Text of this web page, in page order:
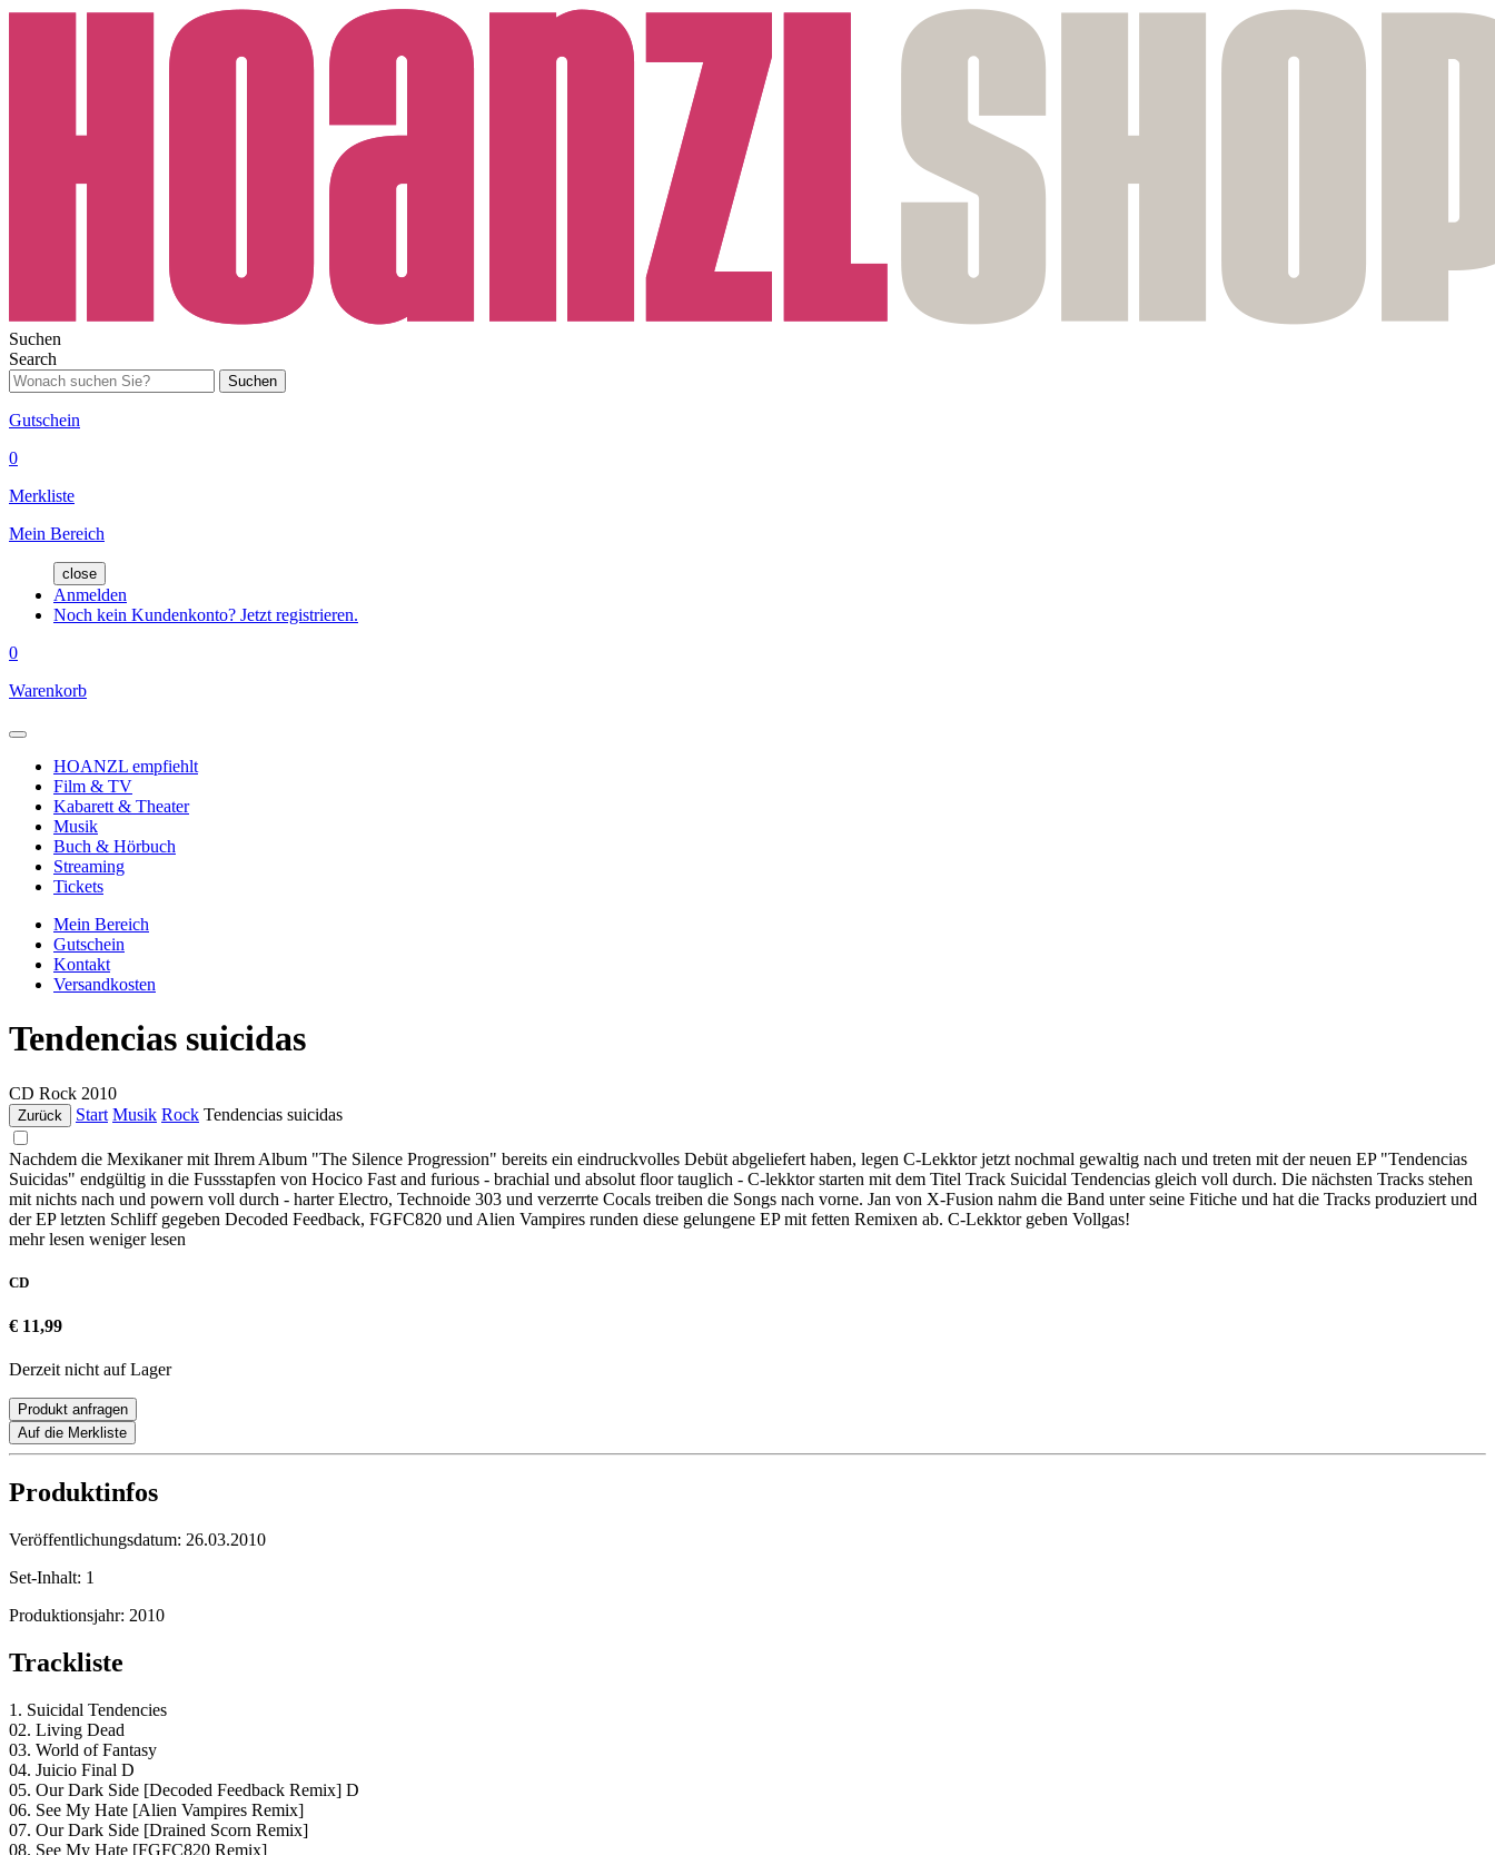
Suchen
Search
Suchen
Gutschein
0
Merkliste
Mein Bereich
close
Anmelden
Noch kein Kundenkonto? Jetzt registrieren.
0
Warenkorb
HOANZL empfiehlt
Film & TV
Kabarett & Theater
Musik
Buch & Hörbuch
Streaming
Tickets
Mein Bereich
Gutschein
Kontakt
Versandkosten
Tendencias suicidas
CD Rock 2010
Zurück Start Musik Rock Tendencias suicidas
Nachdem die Mexikaner mit Ihrem Album "The Silence Progression" bereits ein eindruckvolles Debüt abgeliefert haben, legen C-Lekktor jetzt nochmal gewaltig nach und treten mit der neuen EP "Tendencias
Suicidas" endgültig in die Fussstapfen von Hocico Fast and furious - brachial und absolut floor tauglich - C-lekktor starten mit dem Titel Track Suicidal Tendencias gleich voll durch. Die nächsten Tracks stehen
mit nichts nach und powern voll durch - harter Electro, Technoide 303 und verzerrte Cocals treiben die Songs nach vorne. Jan von X-Fusion nahm die Band unter seine Fitiche und hat die Tracks produziert und
der EP letzten Schliff gegeben Decoded Feedback, FGFC820 und Alien Vampires runden diese gelungene EP mit fetten Remixen ab. C-Lekktor geben Vollgas!
mehr lesen weniger lesen
CD
€ 11,99
Derzeit nicht auf Lager
Produkt anfragen
Auf die Merkliste
Produktinfos
Veröffentlichungsdatum: 26.03.2010
Set-Inhalt: 1
Produktionsjahr: 2010
Trackliste
1. Suicidal Tendencies
02. Living Dead
03. World of Fantasy
04. Juicio Final D
05. Our Dark Side [Decoded Feedback Remix] D
06. See My Hate [Alien Vampires Remix]
07. Our Dark Side [Drained Scorn Remix]
08. See My Hate [FGFC820 Remix]